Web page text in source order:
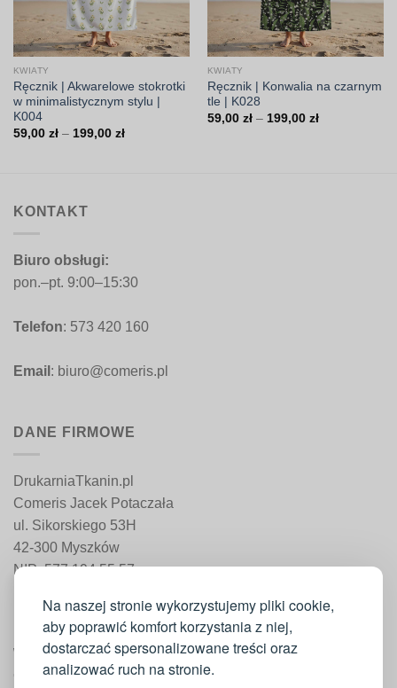
Na naszej stronie wykorzystujemy pliki cookie,
aby poprawić komfort korzystania z niej,
dostarczać spersonalizowane treści oraz
analizować ruch na stronie.
KWIATY
Ręcznik | Akwarelowe stokrotki
w minimalistycznym stylu |
K004
59,00 zł – 199,00 złZakres
KWIATY
Ręcznik | Konwalia na czarnym
tle | K028
59,00 zł – 199,00 złZakres
KONTAKT
Biuro obsługi:
pon.–pt. 9:00–15:30
Telefon: 573 420 160
Email : biuro@comeris.pl
DANE FIRMOWE
DrukarniaTkanin.pl
Comeris Jacek Potaczała
ul. Sikorskiego 53H
42-300 Myszków
NIP: 577 194 55 57
WAŻNE INFORMACJE